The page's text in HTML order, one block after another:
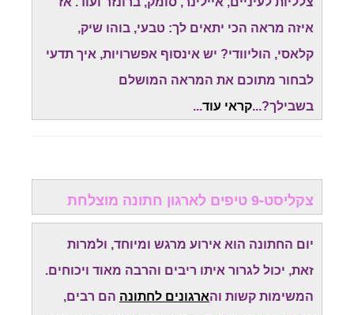
איזה מראה הכי יתאים לך: טבעי, בוהו שיק,
קלאסי, הוליוודי? יש אינסוף אפשרויות, איך תדעי
לבחור מתוכם את המראה המושלם
בשבילך?...קראי עוד..
.
צקליסט-9 טיפים לארגון חתונה מוצלחת
יום החתונה הוא אירוע מרגש ומיוחד, ולמרות
זאת, יכול לגרור איתו ריבים והרבה מאוד ויכוחים.
המשימות קשות והארגונים לחתונה הם רבים,